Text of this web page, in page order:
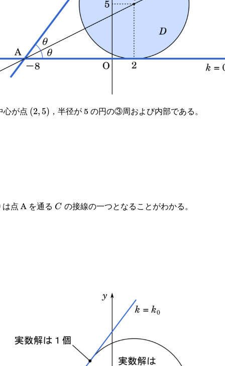
心が点 (2,5)
(2, 5) ，半径が 5 の円の③周および内部である。
は点 A を通る C
C の接線の一つとなることがわかる。